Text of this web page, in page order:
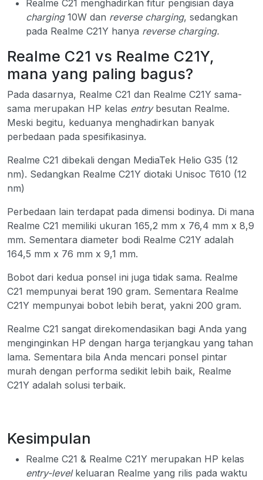
Realme C21 menghadirkan fitur pengisian daya
charging 10W dan reverse charging, sedangkan
pada Realme C21Y hanya reverse charging.
Realme C21 vs Realme C21Y,
mana yang paling bagus?
Pada dasarnya, Realme C21 dan Realme C21Y sama-
sama merupakan HP kelas entrybesutan Realme.
Meski begitu, keduanya menghadirkan banyak
perbedaan pada spesifikasinya.
Realme C21 dibekali dengan MediaTek Helio G35 (12
nm). Sedangkan Realme C21Y diotaki Unisoc T610 (12
nm)
Perbedaan lain terdapat pada dimensi bodinya. Di mana
Realme C21 memiliki ukuran 165,2 mm x 76,4 mm x 8,9
mm. Sementara diameter bodi Realme C21Y adalah
164,5 mm x 76 mm x 9,1 mm.
Bobot dari kedua ponsel ini juga tidak sama. Realme
C21 mempunyai berat 190 gram. Sementara Realme
C21Y mempunyai bobot lebih berat, yakni 200 gram.
Realme C21 sangat direkomendasikan bagi Anda yang
menginginkan HP dengan harga terjangkau yang tahan
lama. Sementara bila Anda mencari ponsel pintar
murah dengan performa sedikit lebih baik, Realme
C21Y adalah solusi terbaik.
Kesimpulan
Realme C21 & Realme C21Y merupakan HP kelas
entry-levelkeluaran Realme yang rilis pada waktu